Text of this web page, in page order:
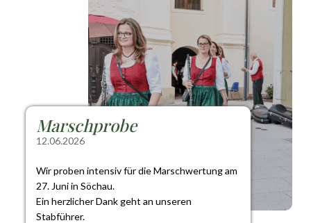
Marschprobe
12.06.2026
Wir proben intensiv für die Marschwertung am
27. Juni in Söchau.
Ein herzlicher Dank geht an unseren
Stabführer.